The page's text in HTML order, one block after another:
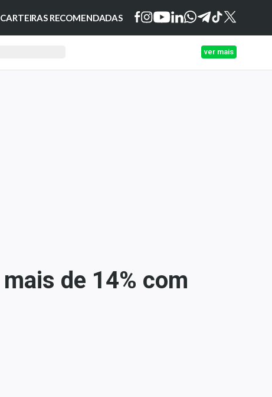
CARTEIRAS RECOMENDADAS
ver mais
de 14% com